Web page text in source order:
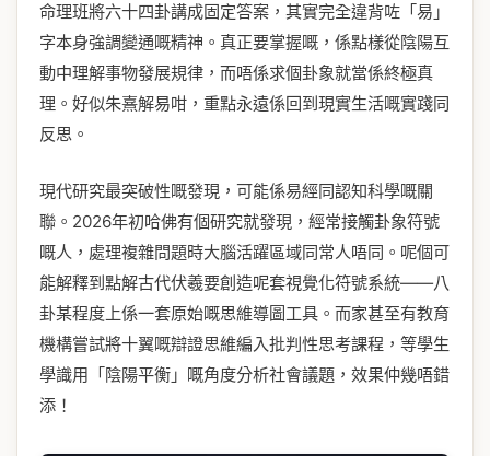
命理班將六十四卦講成固定答案，其實完全違背咗「易」
字本身強調變通嘅精神。真正要掌握嘅，係點樣從陰陽互
動中理解事物發展規律，而唔係求個卦象就當係終極真
理。好似朱熹解易咁，重點永遠係回到現實生活嘅實踐同
反思。
現代研究最突破性嘅發現，可能係易經同認知科學嘅關
聯。2026年初哈佛有個研究就發現，經常接觸卦象符號
嘅人，處理複雜問題時大腦活躍區域同常人唔同。呢個可
能解釋到點解古代伏羲要創造呢套視覺化符號系統——八
卦某程度上係一套原始嘅思維導圖工具。而家甚至有教育
機構嘗試將十翼嘅辯證思維編入批判性思考課程，等學生
學識用「陰陽平衡」嘅角度分析社會議題，效果仲幾唔錯
添！